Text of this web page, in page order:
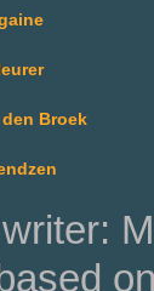
den Broek